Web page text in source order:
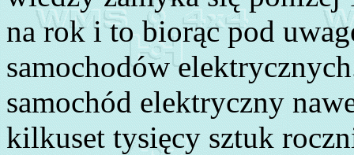
na rok i to biorąc pod
samochodów
samochód elektryczny
kilkuset tysięcy sztuk